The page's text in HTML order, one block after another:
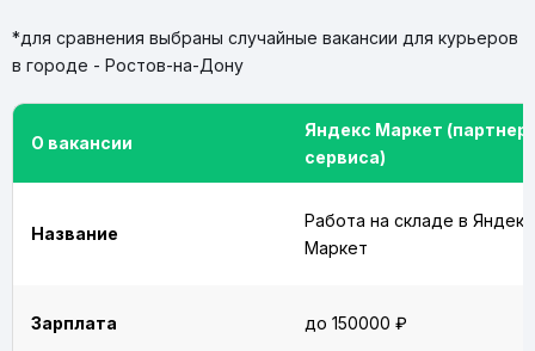
*для сравнения выбраны случайные вакансии для курьеров
в городе - Ростов-на-Дону
О вакансии
Яндекс Маркет (партнер
сервиса)
Название
Работа на складе в Яндекс
Маркет
Зарплата до 150000 ₽